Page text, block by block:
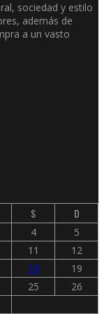
sociedad y estilo
además de
a un vasto
S D
4
5
11
12
18
19
25
26